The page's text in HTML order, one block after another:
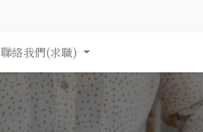
聯絡我們(求職)